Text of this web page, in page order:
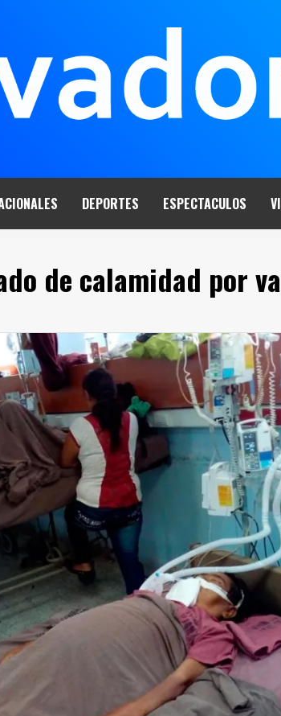
DEPORTES ESPECTACULOS
de calamidad por